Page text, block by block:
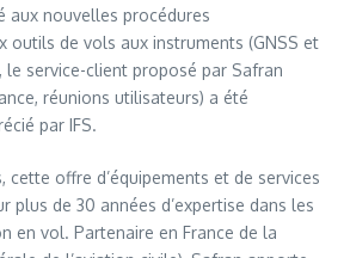
aux nouvelles procédures
outils de vols aux instruments (GNSS et
le service-client proposé par Safran
réunions utilisateurs) a été
par IFS.
cette offre d’équipements et de services
plus de 30 années d’expertise dans les
en vol. Partenaire en France de la